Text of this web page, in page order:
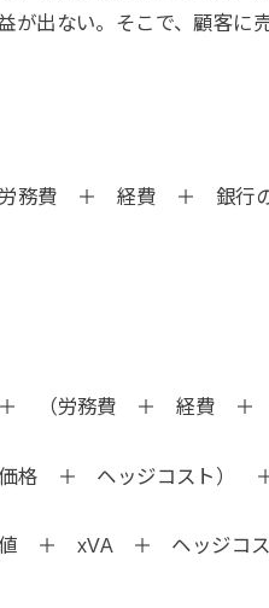
が出ない。そこで、顧客に
務費 ＋ 経費 ＋ 銀行
（労務費 ＋ 経費 ＋
ジコスト） ＋ （
＋ ヘッジコスト）